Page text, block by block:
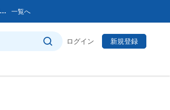
一覧へ
ログイン 新規登録